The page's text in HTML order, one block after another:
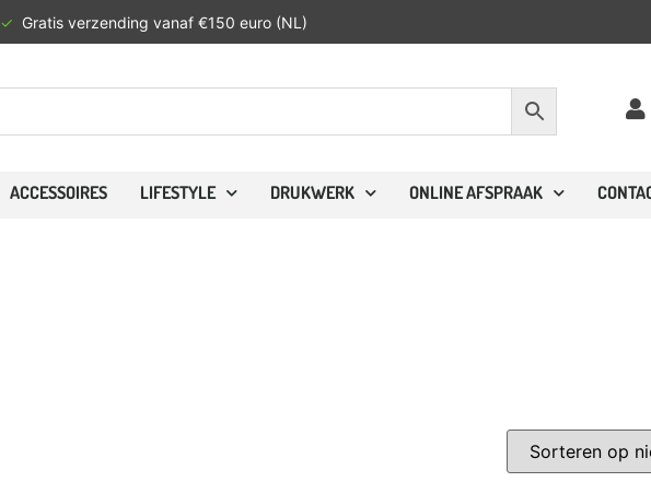
✓ Gratis verzending vanaf €150 euro (NL)
ACCESSOIRES LIFESTYLE DRUKWERK ONLINE AFSPRAAK